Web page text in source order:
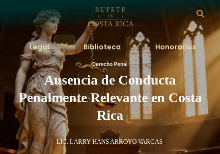
Legal Biblioteca Honorarios
Derecho Penal
Ausencia de Conducta
Penalmente Relevante en Costa
Rica
LIC. LARRY HANS ARROYO VARGAS